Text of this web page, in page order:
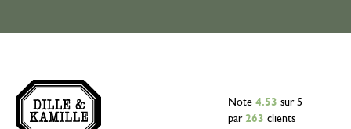
Note 4.53 sur 5
par 263 clients